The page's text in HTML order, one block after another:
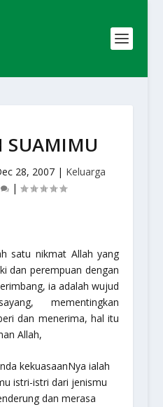
SUAMIMU
28, 2007| Keluarga
|
satu nikmat Allah yang
dan perempuan dengan
ia adalah wujud
mementingkan
dan menerima, hal itu
Allah,
kekuasaanNya ialah
istri-istri dari jenismu
dan merasa